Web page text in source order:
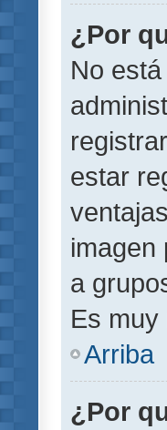
¿Por
No
estar
imagen
a
Es muy
Arriba
¿Por